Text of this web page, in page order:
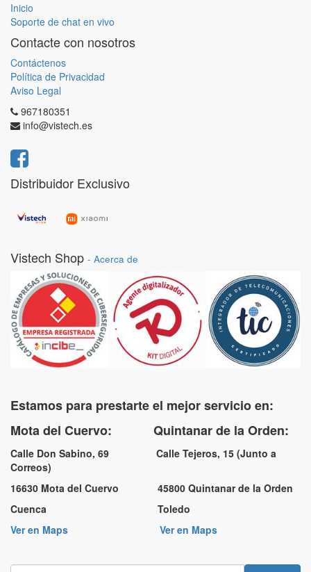
Inicio
Soporte de chat en vivo
Contacte con nosotros
Contáctenos
Política de Privacidad
Aviso Legal
967180351
info@vistech.es
Distribuidor Exclusivo
Vistech Shop - Acerca de
Estamos para prestarte el mejor servicio en:
Mota del Cuervo: Quintanar de la Orden:
Calle Don Sabino, 69 Calle Tejeros, 15 (Junto a
Correos)
16630 Mota del Cuervo 45800 Quintanar de la Orden
Cuenca Toledo
Ver en Maps
Ver en Maps